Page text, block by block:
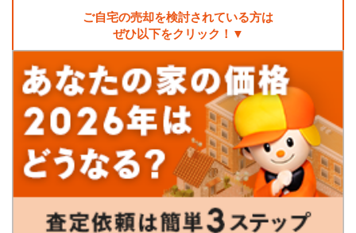
ご自宅の売却を検討されている方は
ぜひ以下をクリック！▼